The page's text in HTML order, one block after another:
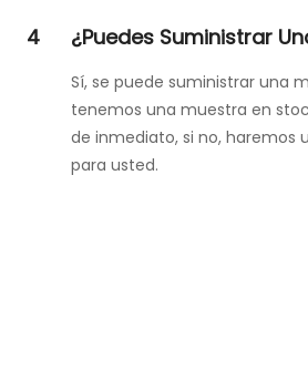
4 ¿Puedes Suministrar
Sí, se puede suministrar una
tenemos una muestra en
de inmediato, si no, haremos
para usted.